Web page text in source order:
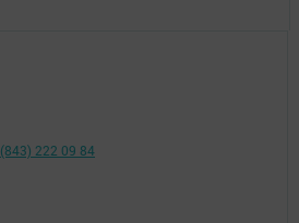
(843) 222 09 84